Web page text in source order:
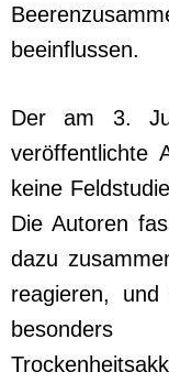
beeinflussen.
Der am 3.
veröffentlichte
keine
Die Autoren
dazu
reagieren,